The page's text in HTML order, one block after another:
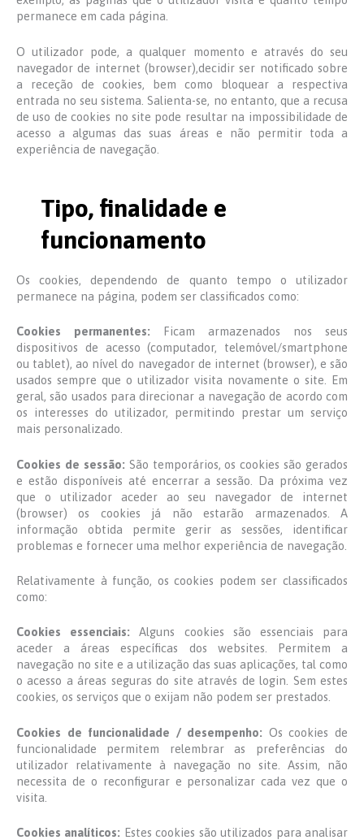
permanece em cada página.
O utilizador pode, a qualquer momento e através do seu
navegador de internet (browser),decidir ser notificado sobre
a receção de cookies, bem como bloquear a respectiva
entrada no seu sistema. Salienta-se, no entanto, que a recusa
de uso de cookies no site pode resultar na impossibilidade de
acesso a algumas das suas áreas e não permitir toda a
experiência de navegação.
Tipo, finalidade e
funcionamento
Os cookies, dependendo de quanto tempo o utilizador
permanece na página, podem ser classificados como:
Cookies permanentes: Ficam armazenados nos seus
dispositivos de acesso (computador, telemóvel/smartphone
ou tablet), ao nível do navegador de internet (browser), e são
usados sempre que o utilizador visita novamente o site. Em
geral, são usados para direcionar a navegação de acordo com
os interesses do utilizador, permitindo prestar um serviço
mais personalizado.
Cookies de sessão: São temporários, os cookies são gerados
e estão disponíveis até encerrar a sessão. Da próxima vez
que o utilizador aceder ao seu navegador de internet
(browser) os cookies já não estarão armazenados. A
informação obtida permite gerir as sessões, identificar
problemas e fornecer uma melhor experiência de navegação.
Relativamente à função, os cookies podem ser classificados
como:
Cookies essenciais: Alguns cookies são essenciais para
aceder a áreas específicas dos websites. Permitem a
navegação no site e a utilização das suas aplicações, tal como
o acesso a áreas seguras do site através de login. Sem estes
cookies, os serviços que o exijam não podem ser prestados.
Cookies de funcionalidade / desempenho: Os cookies de
funcionalidade permitem relembrar as preferências do
utilizador relativamente à navegação no site. Assim, não
necessita de o reconfigurar e personalizar cada vez que o
visita.
Cookies analíticos: Estes cookies são utilizados para analisar